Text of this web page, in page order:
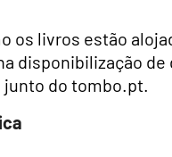
os livros estão
disponibilização
do tombo.pt.